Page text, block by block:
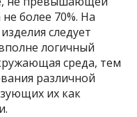
более 70%. На
следует
логичный
среда, тем
различной
их как